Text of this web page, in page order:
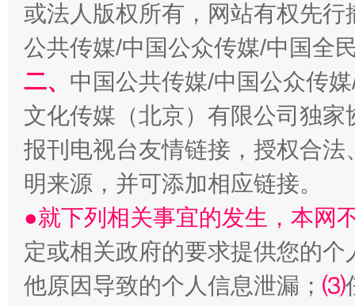
“刷贴”乱象丛生
生
揭批美国五大"原罪" "
或法人版权所有，网站有权先
公共传媒/中国公众传媒/中国全
二、 中国公共传媒/中国公众传
文化传媒（北京）有限公司独
报刊电视台友情链接，授权合
明来源，并可添加相应链接。
●就下列相关事宜的发生，本网
定或相关政府的要求提供您的个
他原因导致的个人信息泄漏； ⑶